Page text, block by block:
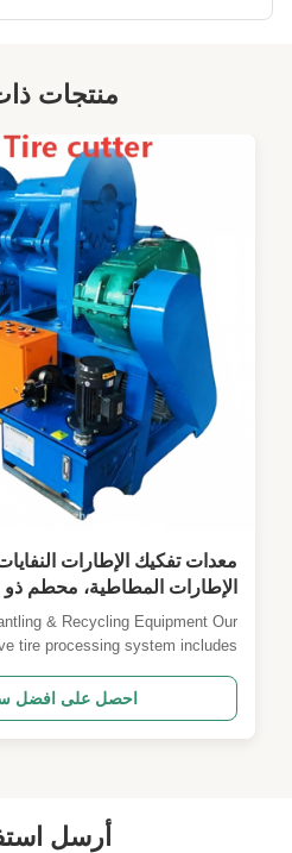
منتجات
معدات تفكيك الإطارات
الإطارات المطاطية، محطم
معدات صنع الكتل المطاطية
& Recycling Equipment Our
tire processing system includes
making equipment designed for
recycling and material recovery.
Machine Overview A specialized ...
احصل على افضل
أرسل